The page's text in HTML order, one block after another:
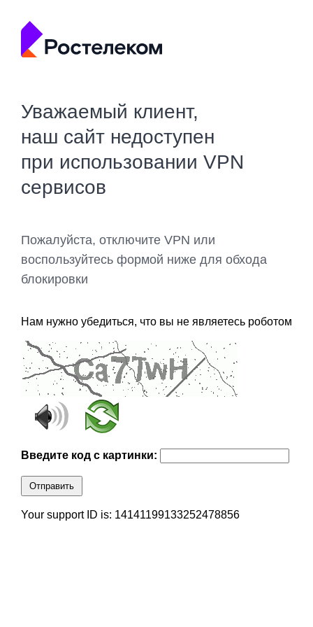
Уважаемый клиент,
наш сайт недоступен
при использовании VPN
сервисов
Пожалуйста, отключите VPN или
воспользуйтесь формой ниже для обхода
блокировки
Нам нужно убедиться, что вы не являетесь роботом
Введите код с картинки:
Отправить
Your support ID is: 14141199133252478856